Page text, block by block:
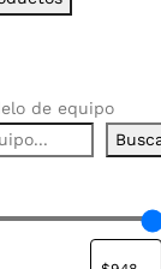
de equipo